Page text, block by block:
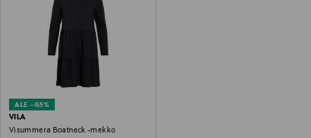
ALE –63%
VILA
Visummera Boatneck -mekko